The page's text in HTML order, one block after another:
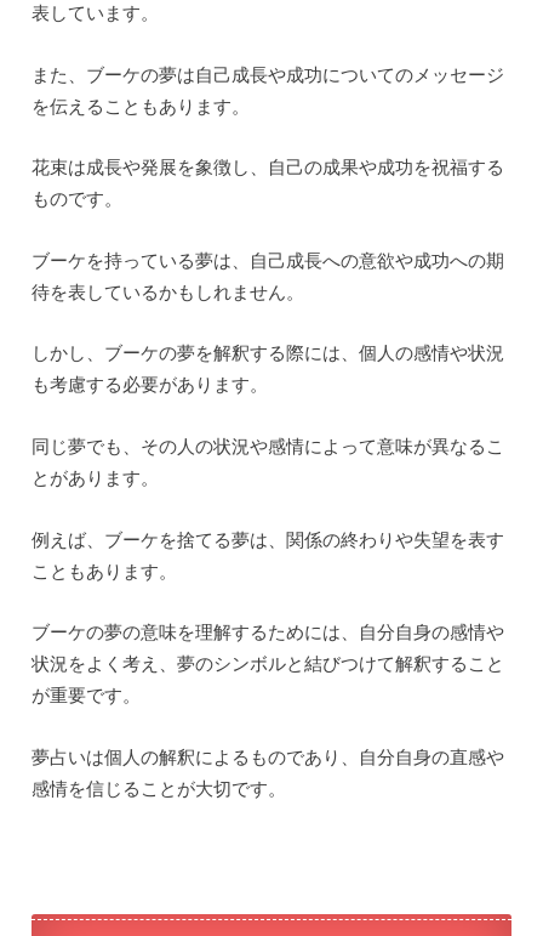
表しています。
また、ブーケの夢は自己成長や成功についてのメッセージ
を伝えることもあります。
花束は成長や発展を象徴し、自己の成果や成功を祝福する
ものです。
ブーケを持っている夢は、自己成長への意欲や成功への期
待を表しているかもしれません。
しかし、ブーケの夢を解釈する際には、個人の感情や状況
も考慮する必要があります。
同じ夢でも、その人の状況や感情によって意味が異なるこ
とがあります。
例えば、ブーケを捨てる夢は、関係の終わりや失望を表す
こともあります。
ブーケの夢の意味を理解するためには、自分自身の感情や
状況をよく考え、夢のシンボルと結びつけて解釈すること
が重要です。
夢占いは個人の解釈によるものであり、自分自身の直感や
感情を信じることが大切です。